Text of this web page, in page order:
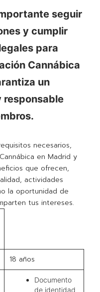
seguir
y cumplir
para
Cannábica
un
responsable
necesarios,
en Madrid y
que ofrecen,
actividades
la oportunidad de
tus intereses.
18 años
Documento
de identidad